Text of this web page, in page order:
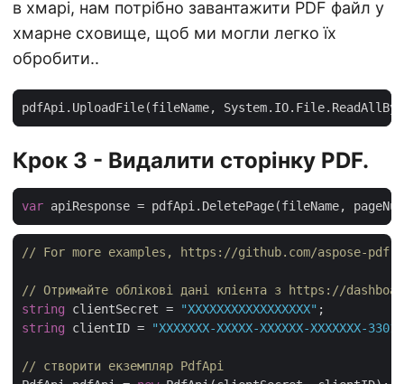
в хмарі, нам потрібно завантажити PDF файл у
хмарне сховище, щоб ми могли легко їх
обробити..
Крок 3 - Видалити сторінку PDF.
var
// For more examples, https://github.com/aspose-pdf-
// Отримайте облікові дані клієнта з https://
string clientSecret = "XXXXXXXXXXXXXXXXX"
string clientID = "XXXXXXX-XXXXX-XXXXXX-XXXXXXX-
// створити екземпляр PdfApi